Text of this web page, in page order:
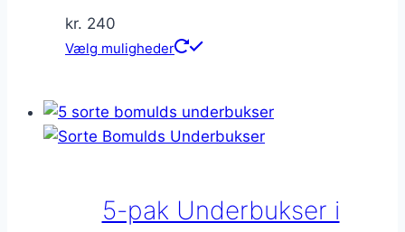
kr. 240
Vælg muligheder
Dette
flere
varianter.
vælges
5-pak Underbukser i